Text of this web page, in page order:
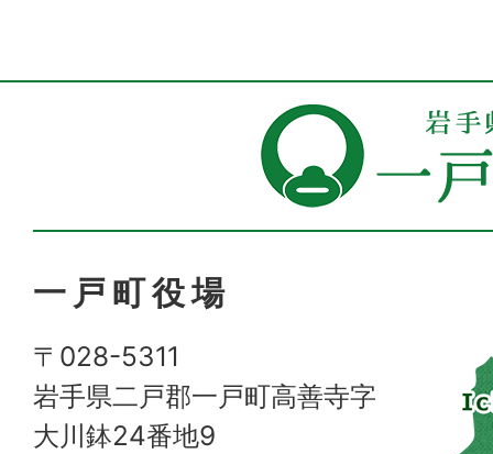
一戸町役場
〒028-5311
岩手県二戸郡一戸町高善寺字
大川鉢24番地9